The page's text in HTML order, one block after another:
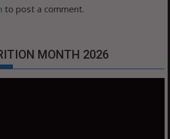
to post a comment.
MONTH 2026